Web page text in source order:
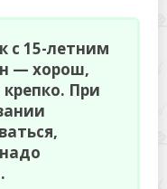
с 15-летним
— хорош,
При